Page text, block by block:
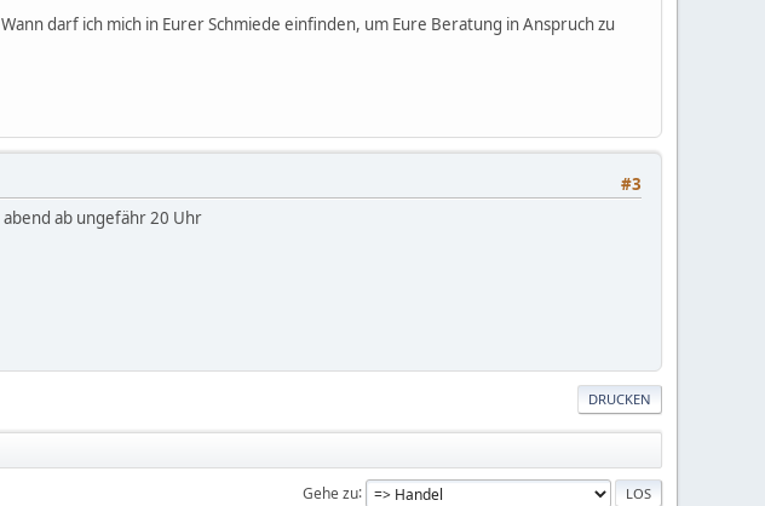
darf ich mich in Eurer Schmiede einfinden, um Eure Beratung in Anspruch zu
#3
ab ungefähr 20 Uhr
DRUCKEN
Gehe zu